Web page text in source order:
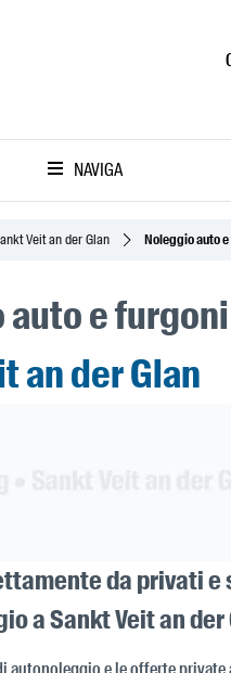
NAVIGA
Veit an der Glan Noleggio auto
auto e
an der Glan
da privati e
a Sankt Veit an der